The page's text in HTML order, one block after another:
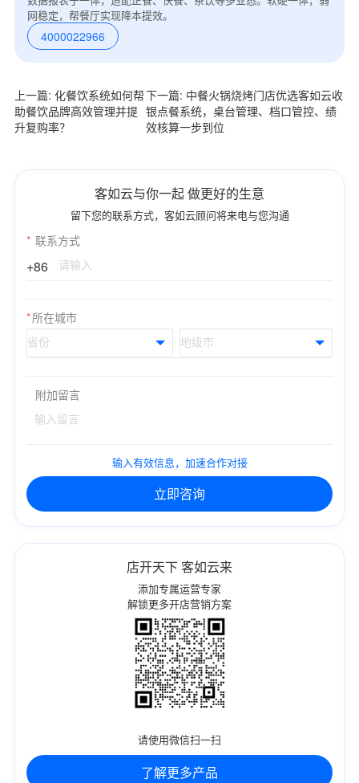
网稳定，帮餐厅实现降本提效。
4000022966
上一篇: 化餐饮系统如何帮
助餐饮品牌高效管理并提
升复购率？
下一篇: 中餐火锅烧烤门店优选客如云收
银点餐系统，桌台管理、档口管控、绩
效核算一步到位
客如云与你一起 做更好的生意
留下您的联系方式，客如云顾问将来电与您沟通
* 联系方式
+86
*所在城市
附加留言
输入有效信息，加速合作对接
立即咨询
店开天下 客如云来
添加专属运营专家
解锁更多开店营销方案
请使用微信扫一扫
了解更多产品